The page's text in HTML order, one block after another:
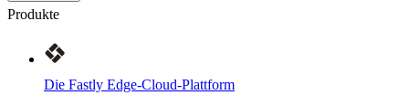
Produkte
Die Fastly Edge-Cloud-Plattform